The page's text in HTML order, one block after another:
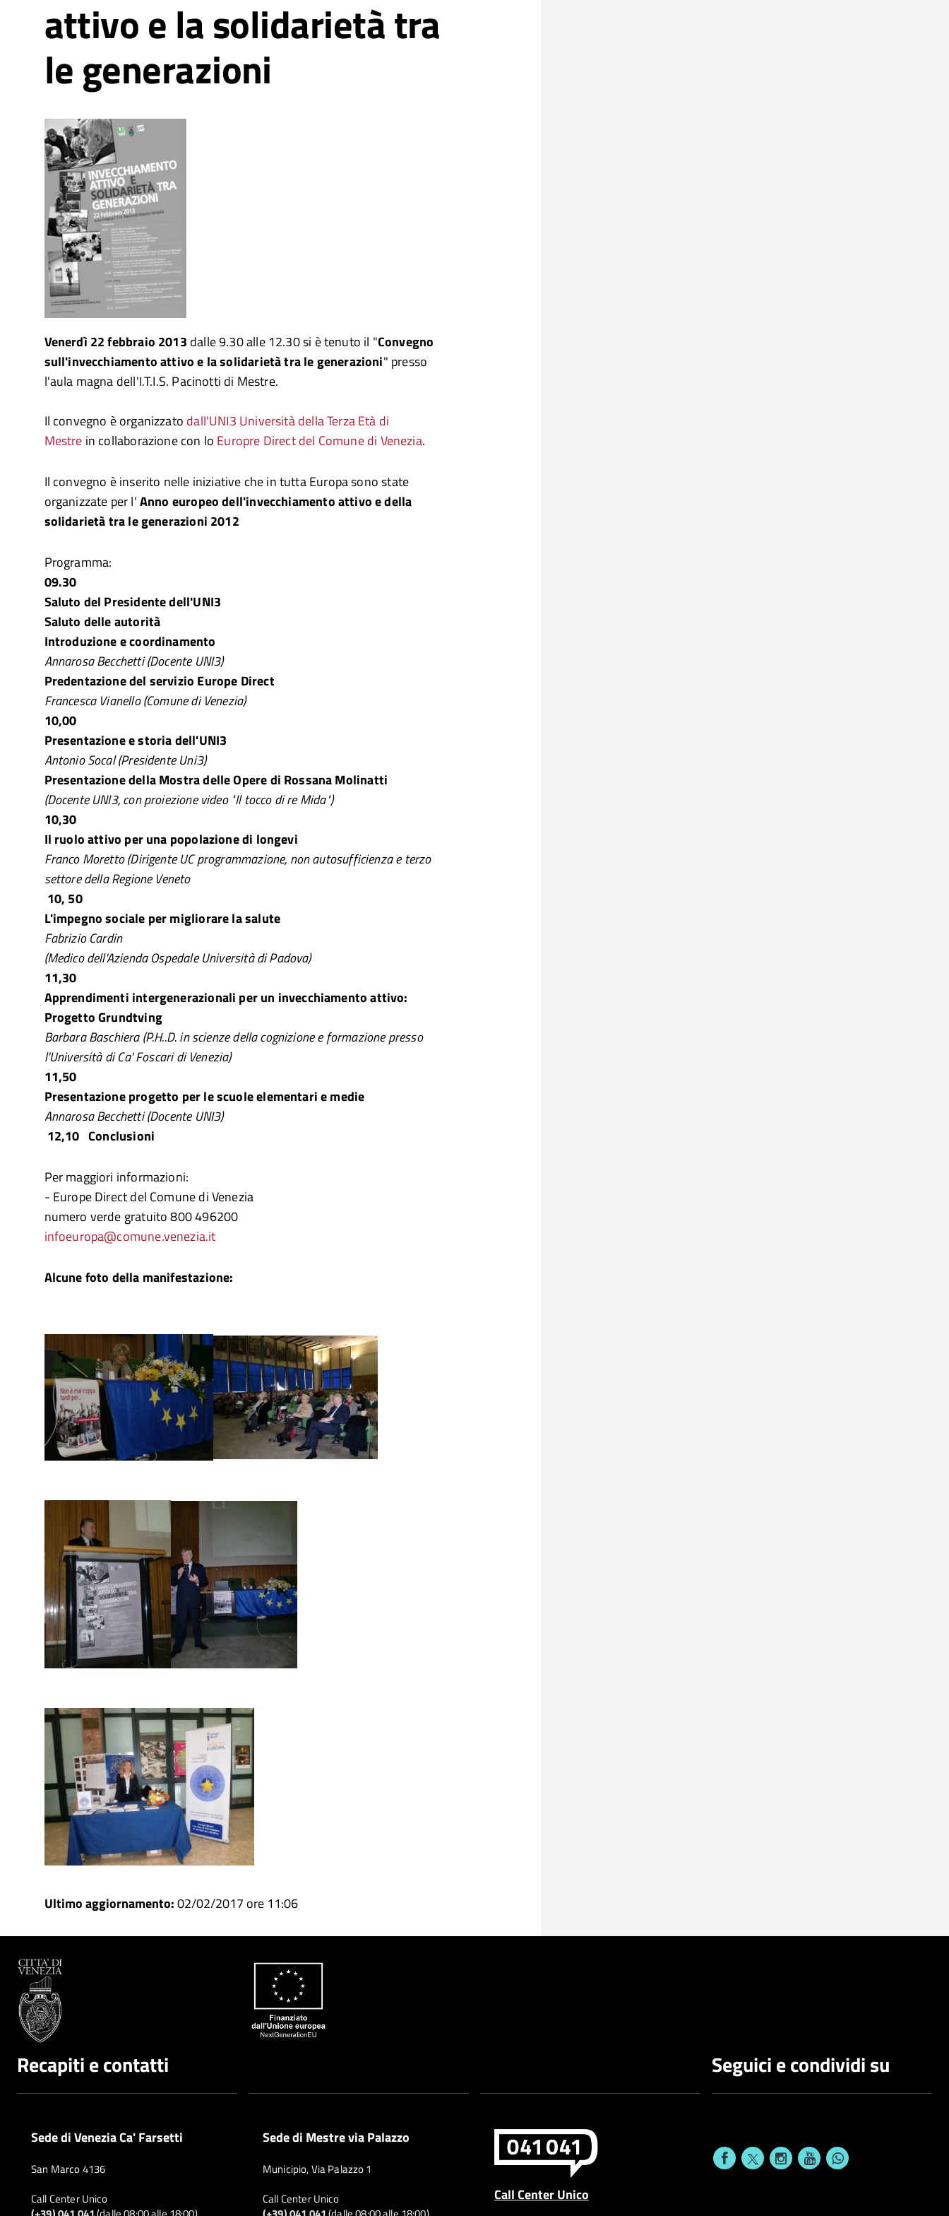
attivo e la solidarietà tra
le generazioni
Venerdì 22 febbraio 2013 dalle 9.30 alle 12.30 si è tenuto il "Convegno
sull'invecchiamento attivo e la solidarietà tra le generazioni" presso
l'aula magna dell'I.T.I.S. Pacinotti di Mestre.
Il convegno è organizzato dall'UNI3 Università della Terza Età di
Mestre in collaborazione con lo Europre Direct del Comune di Venezia.
Il convegno è inserito nelle iniziative che in tutta Europa sono state
organizzate per l'Anno europeo dell'invecchiamento attivo e della
solidarietà tra le generazioni 2012
Programma:
09.30
Saluto del Presidente dell'UNI3
Saluto delle autorità
Introduzione e coordinamento
Annarosa Becchetti (Docente UNI3)
Predentazione del servizio Europe Direct
Francesca Vianello (Comune di Venezia)
10,00
Presentazione e storia dell'UNI3
Antonio Socal (Presidente Uni3)
Presentazione della Mostra delle Opere di Rossana Molinatti
(Docente UNI3, con proiezione video "Il tocco di re Mida")
10,30
Il ruolo attivo per una popolazione di longevi
Franco Moretto (Dirigente UC programmazione, non autosufficienza e terzo
settore della Regione Veneto
10, 50
L'impegno sociale per migliorare la salute
Fabrizio Cardin
(Medico dell'Azienda Ospedale Università di Padova)
11,30
Apprendimenti intergenerazionali per un invecchiamento attivo:
Progetto Grundtving
Barbara Baschiera (P.H..D. in scienze della cognizione e formazione presso
l'Università di Ca' Foscari di Venezia)
11,50
Presentazione progetto per le scuole elementari e medie
Annarosa Becchetti (Docente UNI3)
12,10 Conclusioni
Per maggiori informazioni:
- Europe Direct del Comune di Venezia
numero verde gratuito 800 496200
infoeuropa@comune.venezia.it
Alcune foto della manifestazione:
Ultimo aggiornamento:02/02/2017 ore 11:06
Recapiti e contatti
Sede di Venezia Ca' Farsetti
San Marco 4136
Call Center Unico
Sede di Mestre via Palazzo
Municipio, Via Palazzo 1
Call Center Unico
Call Center Unico
Seguici e condividi su